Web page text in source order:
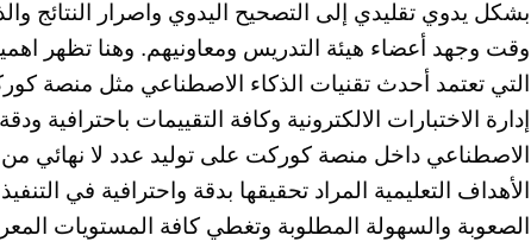
بشكل يدوي تقليدي إلى التصحيح اليدوي واصرار النتائج
وقت وجهد أعضاء هيئة التدريس ومعاونيهم. وهنا تظهر
التي تعتمد أحدث تقنيات الذكاء الاصطناعي مثل منصة
إدارة الاختبارات الالكترونية وكافة التقييمات باحترافية
الاصطناعي داخل منصة كوركت على توليد عدد لا نهائي من
الأهداف التعليمية المراد تحقيقها بدقة واحترافية في
الصعوبة والسهولة المطلوبة وتغطي كافة المستويات